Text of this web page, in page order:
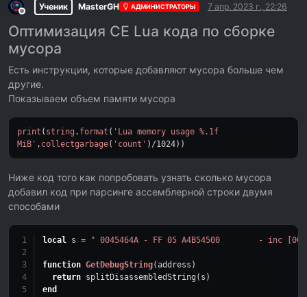
Не в сети
Ученик MasterGH АДМИНИСТРАТОРЫ 7 апр. 2023 г., 22:26
Оптимизация CE Lua кода по сборке
мусора
Есть инструкции, которые добавляют мусора больше чем
другие.
Показываем объем памяти мусора
print ( string . format ( 'Lua memory usage %.1f
MiB' , collectgarbage( 'count' )/1024))
Ниже код того как попробовать узнать сколько мусора
добавил код при парсинге ассемблерной строки двумя
способами
local s = " 0045464A - FF 05 A4B54500        - inc
function GetDebugString(address)
return splitDisassembledString(s)
end